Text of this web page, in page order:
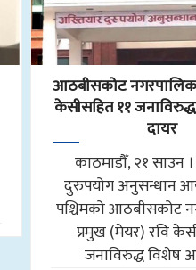
आठबीसकोट
केसीसहित ११ जनाविरुद्ध
दायर
काठमाडौँ, २१ साउन
दुरुपयोग अनुसन्धान
पश्चिमको आठबीसकोट
प्रमुख (मेयर) रवि
जनाविरुद्ध विशेष